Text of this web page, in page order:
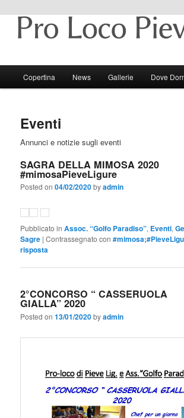
Pro Loco Pieve Ligure
Pieve Ligure e il suo territorio
Vai al contenuto principale
Vai al contenuto secondario
Copertina News Gallerie Dove
Eventi
Annunci e notizie sugli eventi
SAGRA DELLA MIMOSA 2020
#mimosaPieveLigure
Posted on 04/02/2020byadmin
Pubblicato in Assoc. “Golfo Paradiso”, Eventi,
Sagre | Contrassegnato con
risposta
2°CONCORSO “ CASSERUOLA
GIALLA” 2020
Posted on 13/01/2020byadmin